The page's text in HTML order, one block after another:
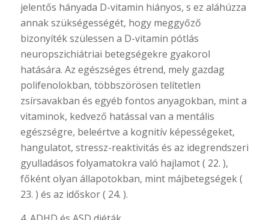
jelentős hányada D-vitamin hiányos, s ez aláhúzza
annak szükségességét, hogy meggyőző
bizonyíték szülessen a D-vitamin pótlás
neuropszichiátriai betegségekre gyakorol
hatására. Az egészséges étrend, mely gazdag
polifenolokban, többszörösen telítetlen
zsírsavakban és egyéb fontos anyagokban, mint a
vitaminok, kedvező hatással van a mentális
egészségre, beleértve a kognitív képességeket,
hangulatot, stressz-reaktivitás és az idegrendszeri
gyulladásos folyamatokra való hajlamot ( 22. ),
főként olyan állapotokban, mint májbetegségek (
23. ) és az időskor ( 24. ).